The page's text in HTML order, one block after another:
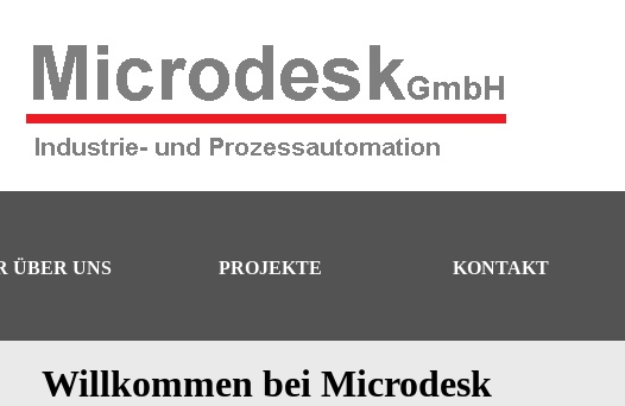
ÜBER UNS PROJEKTE KONTAKT
Willkommen bei Microdesk